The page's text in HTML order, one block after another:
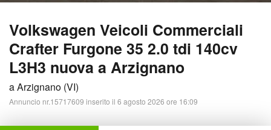
Volkswagen Veicoli Commerciali
Crafter Furgone 35 2.0 tdi 140cv
L3H3 nuova a Arzignano
a Arzignano (VI)
Annuncio nr.15717609 inserito il 6 agosto 2026 ore 16:09